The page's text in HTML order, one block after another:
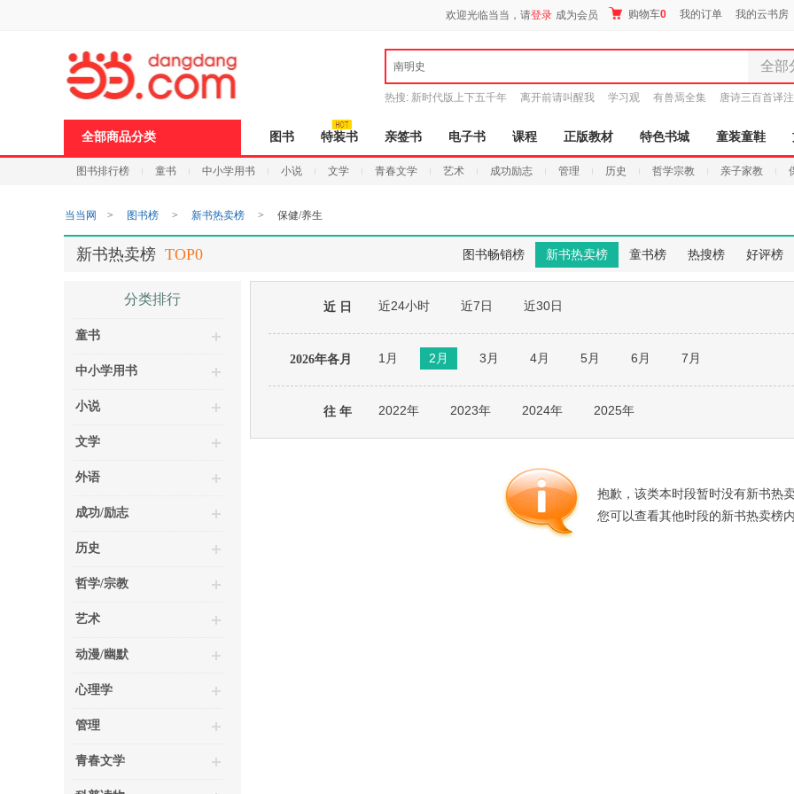
页
欢迎光临当当，请登录 成为会员 购物车0 我的订单 我的云书房
南明史 全部
全部分
图书
电子书
音像
玩具
孕婴
食品
手机
热搜: 新时代版上下五千年 离开前请叫醒我 学习观 有兽焉全集 唐诗三百首译注
全部商品分类 图书 特装书 亲签书 电子书 课程 正版教材 特色书城 童装童鞋
图书排行榜 童书 中小学用书 小说 文学 青春文学 艺术 成功励志 管理 历史 哲学宗教 亲子家教
当当网 > 图书榜 > 新书热卖榜 > 保健/养生
图书畅销榜 新书热卖榜 童书榜 热搜榜 好评榜
新书热卖榜 TOP0
分类排行
童书
中小学用书
小说
文学
外语
成功/励志
历史
哲学/宗教
艺术
动漫/幽默
心理学
管理
青春文学
近 日 近24小时 近7日 近30日
2026年各月 1月 2月 3月 4月 5月 6月 7月
往 年 2022年 2023年 2024年 2025年
抱歉，该类本时段暂时没有新书热卖
您可以查看其他时段的新书热卖榜内